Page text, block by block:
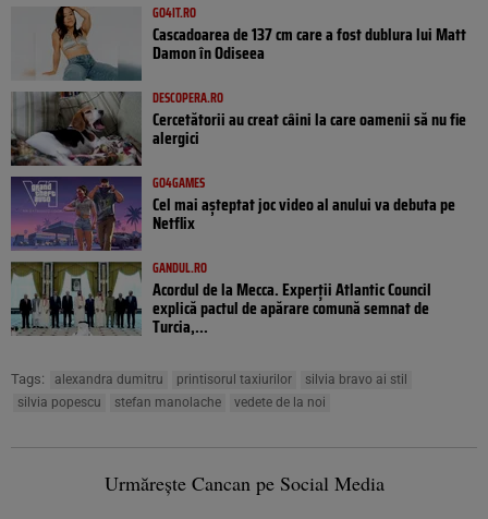
GO4IT.RO
Cascadoarea de 137 cm care a fost dublura lui Matt
Damon în Odiseea
DESCOPERA.RO
Cercetătorii au creat câini la care oamenii să nu fie
alergici
GO4GAMES
Cel mai așteptat joc video al anului va debuta pe
Netflix
GANDUL.RO
Acordul de la Mecca. Experții Atlantic Council
explică pactul de apărare comună semnat de
Turcia,...
Tags: alexandra dumitru printisorul taxiurilor
silvia bravo ai stil
silvia popescu
stefan manolache vedete de la noi
Urmărește Cancan pe Social Media